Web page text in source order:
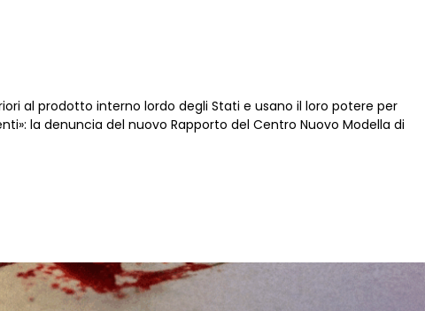
al prodotto interno lordo degli Stati e usano il loro potere per
la denuncia del nuovo Rapporto del Centro Nuovo Modella di